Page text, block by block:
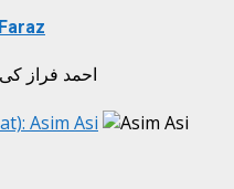
احمد فراز
Asim Asi